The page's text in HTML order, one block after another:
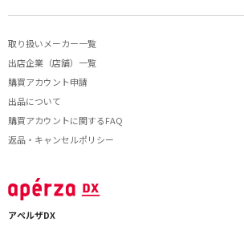
取り扱いメーカー一覧
出店企業（店舗）一覧
購買アカウント申請
出品について
購買アカウントに関するFAQ
返品・キャンセルポリシー
アペルザDX